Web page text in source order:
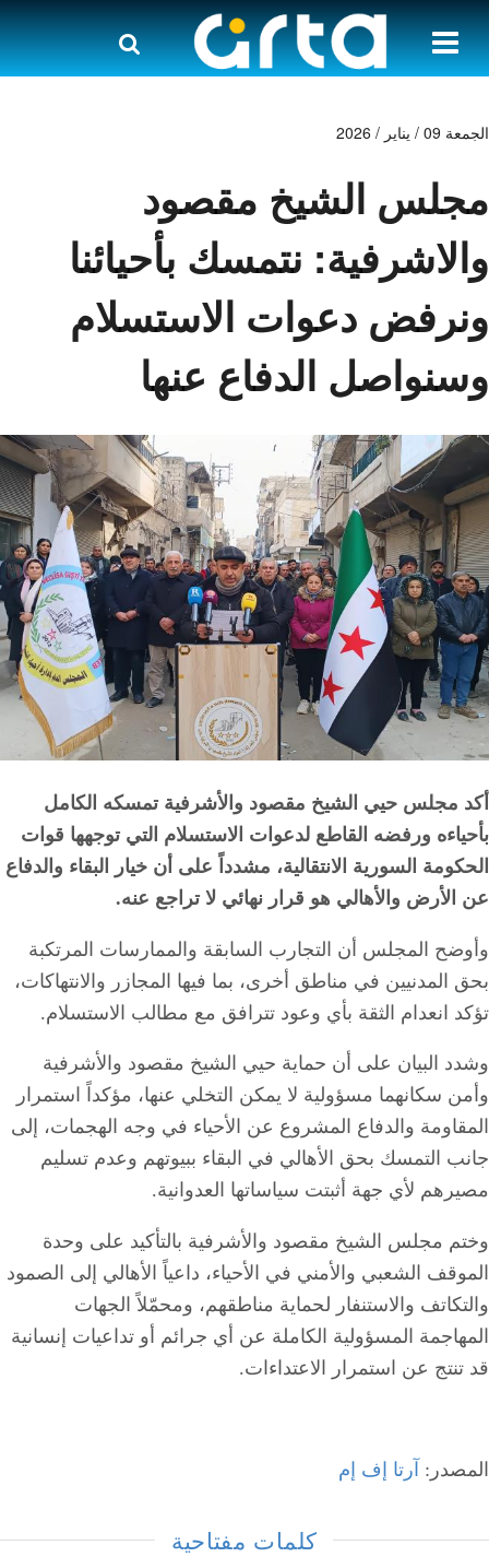
الجمعة 09 / يناير / 2026
مجلس الشيخ مقصود
والاشرفية: نتمسك بأحيائنا
ونرفض دعوات الاستسلام
وسنواصل الدفاع عنها
أكد مجلس حيي الشيخ مقصود والأشرفية تمسكه الكامل
بأحياءه ورفضه القاطع لدعوات الاستسلام التي توجهها قوات
الحكومة السورية الانتقالية، مشدداً على أن خيار البقاء والدفاع
عن الأرض والأهالي هو قرار نهائي لا تراجع عنه.
وأوضح المجلس أن التجارب السابقة والممارسات المرتكبة
بحق المدنيين في مناطق أخرى، بما فيها المجازر والانتهاكات،
تؤكد انعدام الثقة بأي وعود تترافق مع مطالب الاستسلام.
وشدد البيان على أن حماية حيي الشيخ مقصود والأشرفية
وأمن سكانهما مسؤولية لا يمكن التخلي عنها، مؤكداً استمرار
المقاومة والدفاع المشروع عن الأحياء في وجه الهجمات، إلى
جانب التمسك بحق الأهالي في البقاء ببيوتهم وعدم تسليم
مصيرهم لأي جهة أثبتت سياساتها العدوانية.
وختم مجلس الشيخ مقصود والأشرفية بالتأكيد على وحدة
الموقف الشعبي والأمني في الأحياء، داعياً الأهالي إلى الصمود
والتكاتف والاستنفار لحماية مناطقهم، ومحمّلاً الجهات
المهاجمة المسؤولية الكاملة عن أي جرائم أو تداعيات إنسانية
قد تنتج عن استمرار الاعتداءات.
المصدر: آرتا إف إم
كلمات مفتاحية